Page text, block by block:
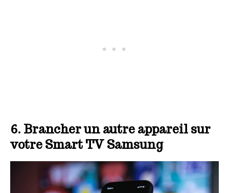
6. Brancher un autre appareil sur
votre Smart TV Samsung